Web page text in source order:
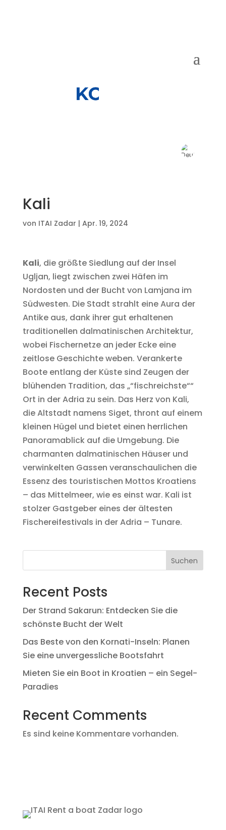
Kali
von ITAI Zadar | Apr. 19, 2024
Kali, die größte Siedlung auf der Insel
Ugljan, liegt zwischen zwei Häfen im
Nordosten und der Bucht von Lamjana im
Südwesten. Die Stadt strahlt eine Aura der
Antike aus, dank ihrer gut erhaltenen
traditionellen dalmatinischen Architektur,
wobei Fischernetze an jeder Ecke eine
zeitlose Geschichte weben. Verankerte
Boote entlang der Küste sind Zeugen der
blühenden Tradition, das „“fischreichste““
Ort in der Adria zu sein. Das Herz von Kali,
die Altstadt namens Siget, thront auf einem
kleinen Hügel und bietet einen herrlichen
Panoramablick auf die Umgebung. Die
charmanten dalmatinischen Häuser und
verwinkelten Gassen veranschaulichen die
Essenz des touristischen Mottos Kroatiens
– das Mittelmeer, wie es einst war. Kali ist
stolzer Gastgeber eines der ältesten
Fischereifestivals in der Adria – Tunare.
Suchen
Recent Posts
Der Strand Sakarun: Entdecken Sie die
schönste Bucht der Welt
Das Beste von den Kornati-Inseln: Planen
Sie eine unvergessliche Bootsfahrt
Mieten Sie ein Boot in Kroatien – ein Segel-
Paradies
Recent Comments
Es sind keine Kommentare vorhanden.